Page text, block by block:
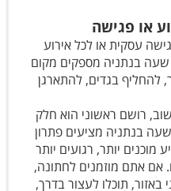
או פגישה
עסקית או לכל אירוע
שעה בנתניה מספקים מקום
להחליף בגדים, להתארגן
רושם ראשוני הוא חלק
בנתניה מציעים פתרון
יותר, רגועים יותר
אם אתם מוזמנים לחתונה,
באזור, תוכלו לעצור בדרך,